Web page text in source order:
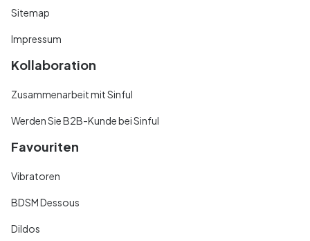
Sitemap
Impressum
Kollaboration
Zusammenarbeit mit Sinful
Werden Sie B2B-Kunde bei Sinful
Favouriten
Vibratoren
BDSM Dessous
Dildos